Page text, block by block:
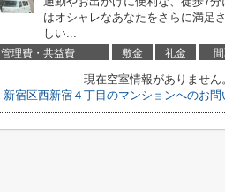
はオシャレなあなたをさらに満足
しい...
管理費・共益費 敷金 礼金
現在空室情報がありません。
新宿区西新宿４丁目のマンションへのお問